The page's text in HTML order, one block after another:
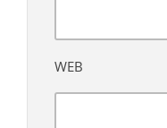
WEB